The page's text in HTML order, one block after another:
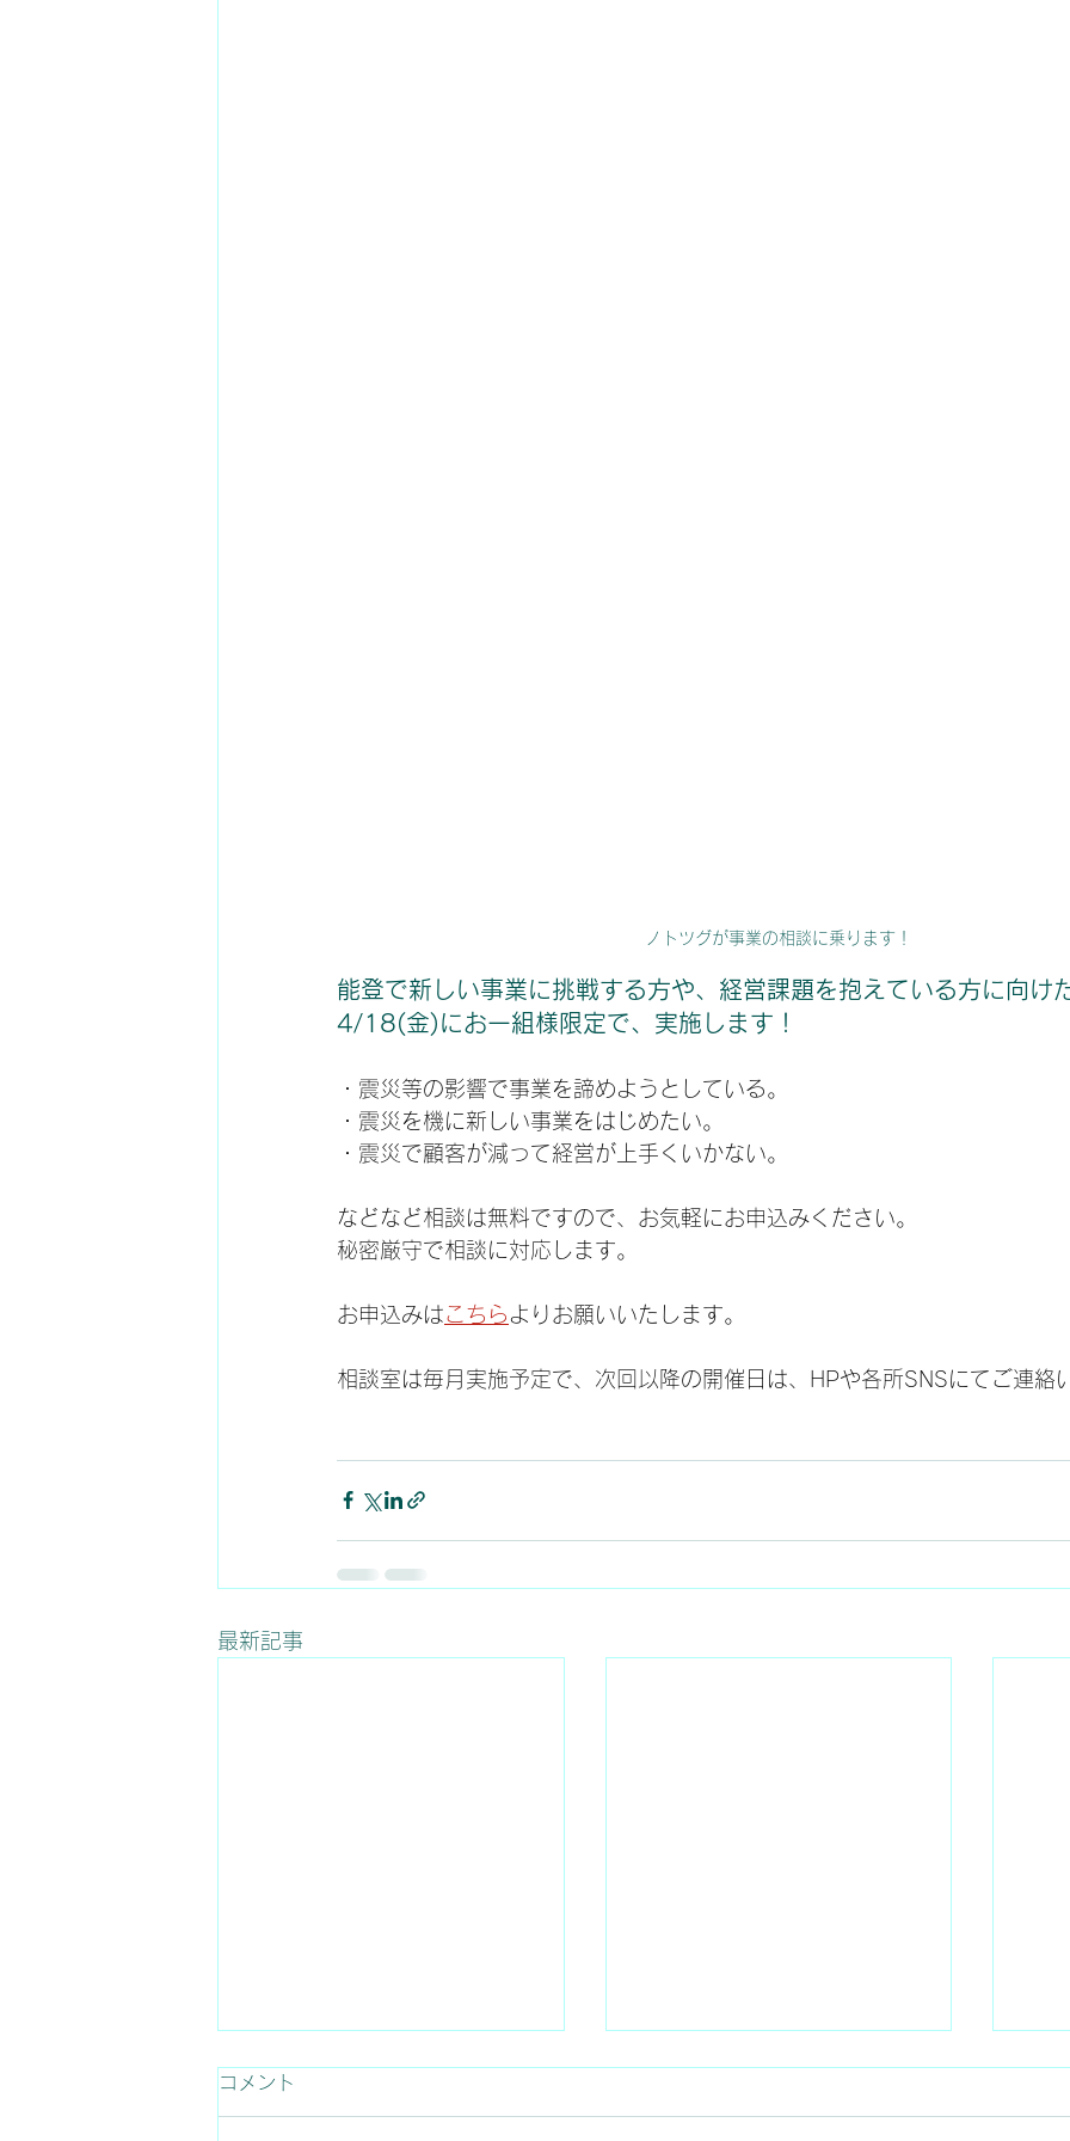
ノトツグが事業の相談に乗ります！
能登で新しい事業に挑戦する方や、経営課題を抱えている方に向け
4/18(金)にお一組様限定で、実施します！
・震災等の影響で事業を諦めようとしている。
・震災を機に新しい事業をはじめたい。
・震災で顧客が減って経営が上手くいかない。
などなど相談は無料ですので、お気軽にお申込みください。
秘密厳守で相談に対応します。
お申込みはこちらよりお願いいたします。
相談室は毎月実施予定で、次回以降の開催日は、HPや各所SNSにてご連絡
最新記事
コメント